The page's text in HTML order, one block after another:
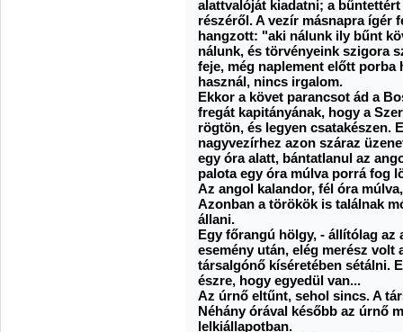
alattvalóját kiadatni; a
részéről. A vezír másnapra ígér
hangzott: "aki nálunk ily bűnt
nálunk, és törvényeink szigora
feje, még naplement előtt
használ, nincs irgalom.
Ekkor a követ parancsot ád a
fregát kapitányának, hogy a
rögtön, és legyen csatakészen.
nagyvezírhez azon száraz
egy óra alatt, bántatlanul az
palota egy óra múlva porrá fog
Az angol kalandor, fél óra
Azonban a törökök is találnak
állani.
Egy főrangú hölgy, - állítólag az
esemény után, elég merész volt
társalgónő kíséretében sétálni.
észre, hogy egyedül van...
Az úrnő eltűnt, sehol sincs. A
Néhány órával később az úrnő
lelkiállapotban.